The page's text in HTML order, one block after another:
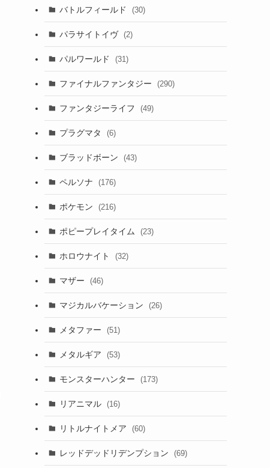
バトルフィールド (30)
パラサイトイヴ (2)
パルワールド (31)
ファイナルファンタジー (290)
ファンタジーライフ (49)
プラグマタ (6)
ブラッドボーン (43)
ペルソナ (176)
ポケモン (216)
ポピープレイタイム (23)
ホロウナイト (32)
マザー (46)
マジカルバケーション (26)
メタファー (51)
メタルギア (53)
モンスターハンター (173)
リアニマル (16)
リトルナイトメア (60)
レッドデッドリデンプション (69)